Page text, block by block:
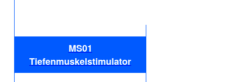
MS01
Tiefenmuskelstimulator